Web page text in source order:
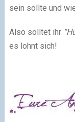
sein sollte und
Also solltet ihr
es lohnt sich!